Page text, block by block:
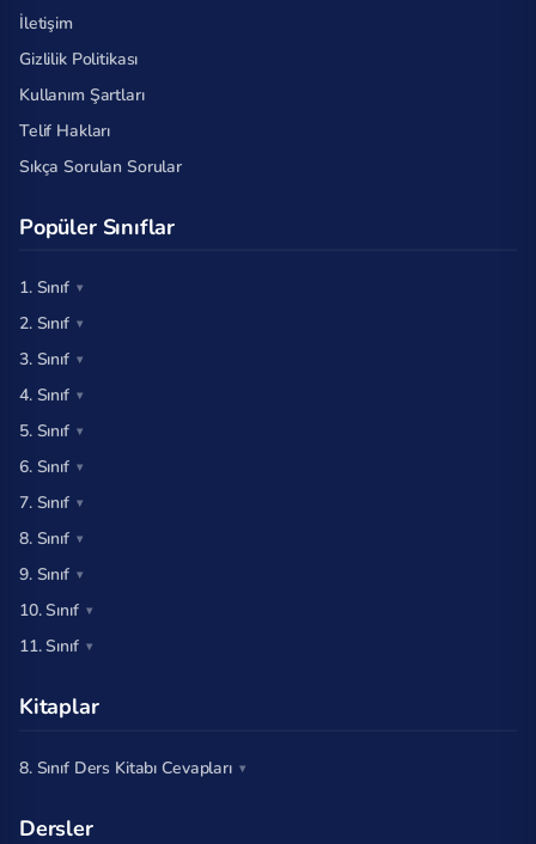
İletişim
Gizlilik Politikası
Kullanım Şartları
Telif Hakları
Sıkça Sorulan Sorular
Popüler Sınıflar
1. Sınıf
2. Sınıf
3. Sınıf
4. Sınıf
5. Sınıf
6. Sınıf
7. Sınıf
8. Sınıf
9. Sınıf
10. Sınıf
11. Sınıf
Kitaplar
8. Sınıf Ders Kitabı Cevapları
Dersler